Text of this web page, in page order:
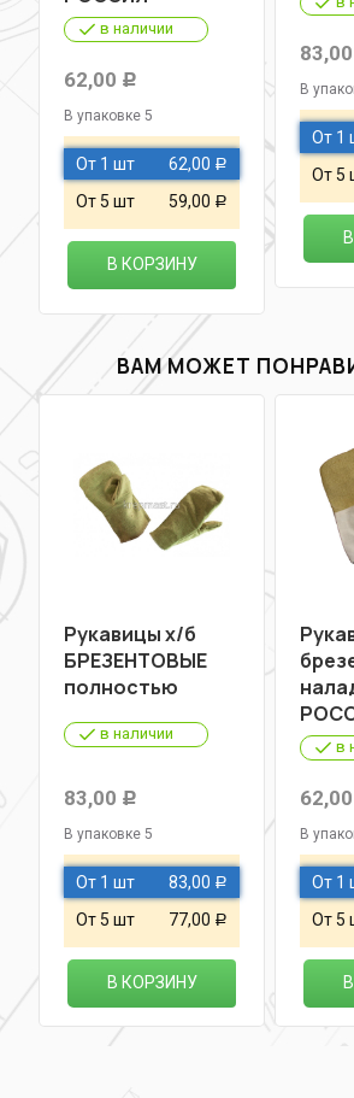
в наличии
62,00 Р
В упаковке 5
От 1 шт 62,00 Р
От 5 шт 59,00 Р
В КОРЗИНУ
83,00
В
От 1
От 5
ВАМ МОЖЕТ
Рукавицы х/б
БРЕЗЕНТОВЫЕ
полностью
в наличии
83,00 Р
В упаковке 5
От 1 шт 83,00 Р
От 5 шт 77,00 Р
В КОРЗИНУ
в
62,00
В
От 1
От 5